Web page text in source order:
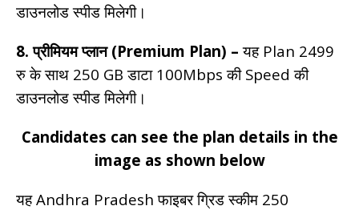
डाउनलोड स्पीड मिलेगी।
8. प्रीमियम प्लान (Premium Plan) – यह Plan 2499
रु के साथ 250 GB डाटा 100Mbps की Speed की
डाउनलोड स्पीड मिलेगी।
Candidates can see the plan details in the
image as shown below
यह Andhra Pradesh फाइबर ग्रिड स्कीम 250